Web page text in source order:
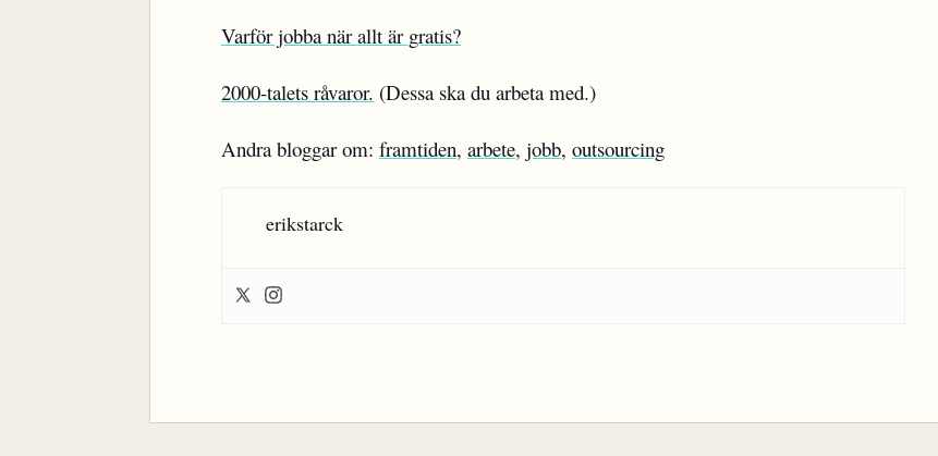
Varför jobba när allt är gratis?
2000-talets råvaror. (Dessa ska du arbeta med.)
Andra bloggar om: framtiden, arbete, jobb, outsourcing
erikstarck